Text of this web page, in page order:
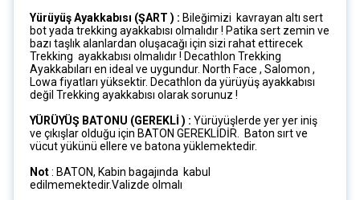
Yürüyüş Ayakkabısı (ŞART ) : Bileğimizi kavrayan altı sert
bot yada trekking ayakkabısı olmalıdır ! Patika sert zemin ve
bazı taşlık alanlardan oluşacağı için sizi rahat ettirecek
Trekking ayakkabısı olmalıdır ! Decathlon Trekking
Ayakkabıları en ideal ve uygundur. North Face , Salomon ,
Lowa fiyatları yüksektir. Decathlon da yürüyüş ayakkabısı
değil Trekking ayakkabısı olarak sorunuz !
YÜRÜYÜŞ BATONU (GEREKLİ ) : Yürüyüşlerde yer yer iniş
ve çıkışlar olduğu için BATON GEREKLİDİR. Baton sırt ve
vücut yükünü ellere ve batona yüklemektedir.
Not: BATON, Kabin bagajında kabul
edilmemektedir.Valizde olmalı